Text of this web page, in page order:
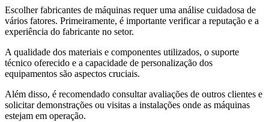
Escolher fabricantes de máquinas requer uma análise cuidadosa de
vários fatores. Primeiramente, é importante verificar a reputação e a
experiência do fabricante no setor.
A qualidade dos materiais e componentes utilizados, o suporte
técnico oferecido e a capacidade de personalização dos
equipamentos são aspectos cruciais.
Além disso, é recomendado consultar avaliações de outros clientes e
solicitar demonstrações ou visitas a instalações onde as máquinas
estejam em operação.